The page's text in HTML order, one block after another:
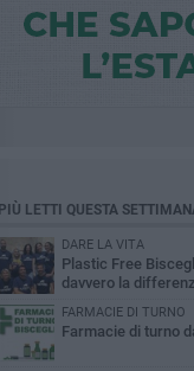
PIÙ LETTI QUESTA
DARE LA VITA
Plastic Free
davvero la
FARMACIE DI TURNO
Farmacie di turno